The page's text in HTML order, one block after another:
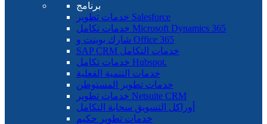
برنامج
خدمات تطوير Salesforce
خدمات تكامل Microsoft Dynamics 365
شارك بوينت و Office 365
SAP CRM خدمات التكامل
خدمات تكامل Hubspot.
خدمات التنمية الفعلية
خدمات تطوير المستوطن
خدمات تطوير Netsuite CRM
أوراكل التسويق سحابة التكامل
خدمات تطوير حكيم